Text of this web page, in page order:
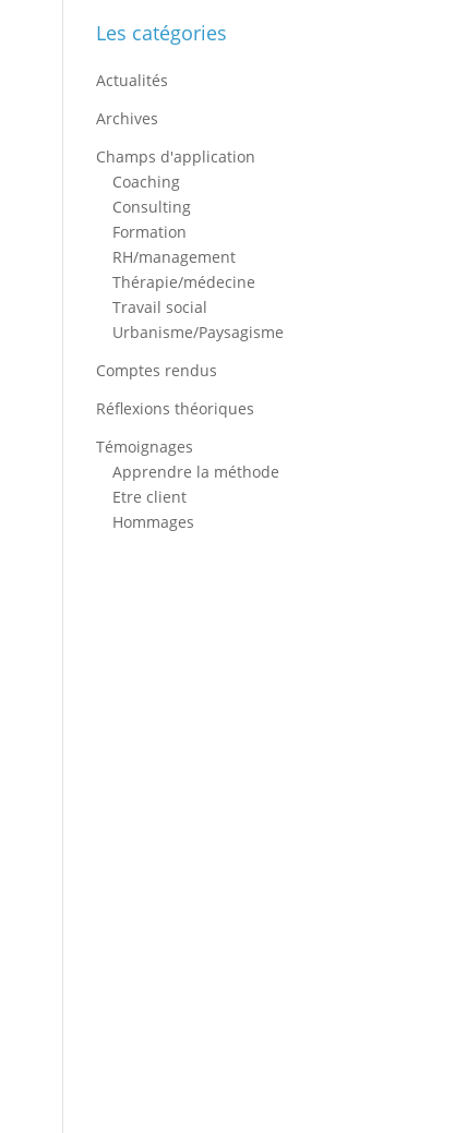
Les catégories
Actualités
Archives
Champs d'application
Coaching
Consulting
Formation
RH/management
Thérapie/médecine
Travail social
Urbanisme/Paysagisme
Comptes rendus
Réflexions théoriques
Témoignages
Apprendre la méthode
Etre client
Hommages